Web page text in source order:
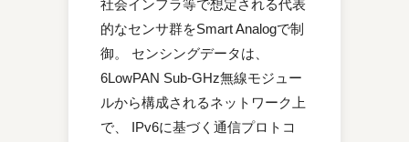
社会インフラ等で想定される代表
的なセンサ群をSmart Analogで制
御。 センシングデータは、
6LowPAN Sub-GHz無線モジュー
ルから構成されるネットワーク上
で、 IPv6に基づく通信プロトコ